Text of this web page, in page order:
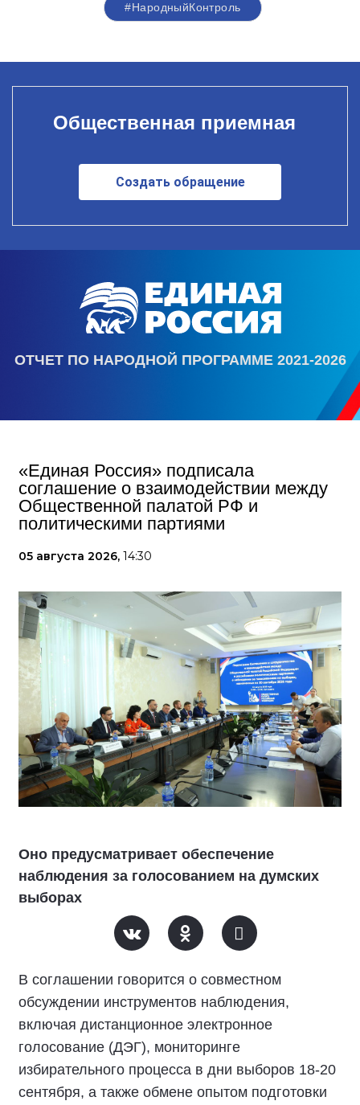
#НародныйКонтроль
Общественная приемная
Создать обращение
ОТЧЕТ ПО НАРОДНОЙ ПРОГРАММЕ 2021-2026
«Единая Россия» подписала
соглашение о взаимодействии между
Общественной палатой РФ и
политическими партиями
05 августа 2026, 14:30
Оно предусматривает обеспечение
наблюдения за голосованием на думских
выборах
В соглашении говорится о совместном
обсуждении инструментов наблюдения,
включая дистанционное электронное
голосование (ДЭГ), мониторинге
избирательного процесса в дни выборов 18-20
сентября, а также обмене опытом подготовки